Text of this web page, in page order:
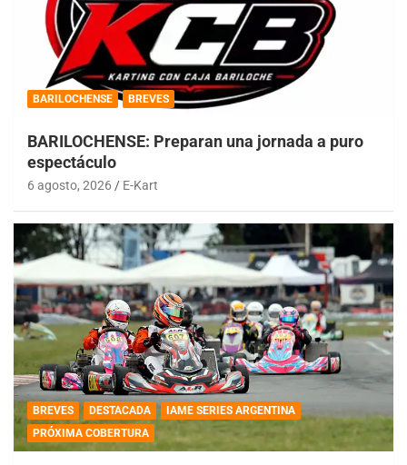
BARILOCHENSE BREVES
BARILOCHENSE: Preparan una jornada a puro
espectáculo
6 agosto, 2026 E-Kart
BREVES DESTACADA
IAME SERIES ARGENTINA
PRÓXIMA COBERTURA